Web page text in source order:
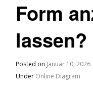
Form
lassen?
Posted on Januar 10, 2026
Under Online Diagram